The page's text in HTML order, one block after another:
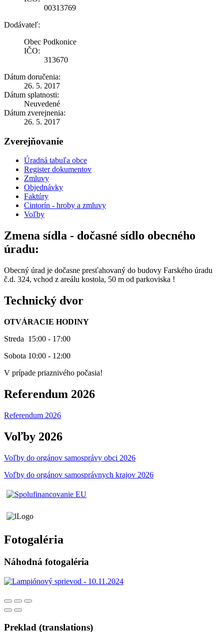
00313769
Dodávateľ:
Obec Podkonice
IČO:
313670
Dátum doručenia:
26. 5. 2017
Dátum splatnosti:
Neuvedené
Dátum zverejnenia:
26. 5. 2017
Zverejňovanie
Úradná tabuľa obce
Register dokumentov
Zmluvy
Objednávky
Faktúry
Cintorín - hroby a zmluvy
Voľby
Zmena sídla - dočasné sídlo obecného
úradu:
Obecný úrad je dočasne presťahovaný do budovy Farského úradu
č.d. 324, vchod z areálu kostola, 50 m od parkoviska !
Technický dvor
OTVÁRACIE HODINY
Streda 15:00 - 17:00
Sobota 10:00 - 12:00
V prípade priaznivého počasia!
Referendum 2026
Referendum 2026
Voľby 2026
Voľby do orgánov samosprávy obci 2026
Voľby do orgánov samosprávnych krajov 2026
Fotogaléria
Náhodná fotogaléria
Preklad (translations)